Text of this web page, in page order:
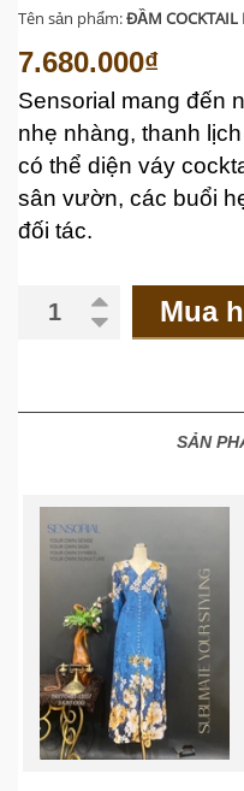
Tên sản phẩm:ĐẦM COCKTAIL
7.680.000₫
Sensorial mang đến
nhẹ nhàng, thanh
có thể diện váy
sân vườn, các buổi
đối tác.
Mua
SẢN